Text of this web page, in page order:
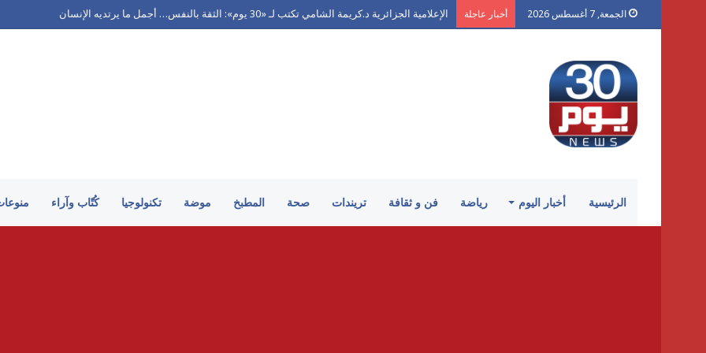
الجمعة, 7 أغسطس 2026 أخبار عاجلة محمد شكر يكتب لـ «30 يوم»: «الكرنك».. أزمة سينما أتلفها الهوى
الرئيسية أخبار اليوم رياضة فن و ثقافة تريندات صحة المطبخ موضة تكنولوجيا كُتّاب وآراء